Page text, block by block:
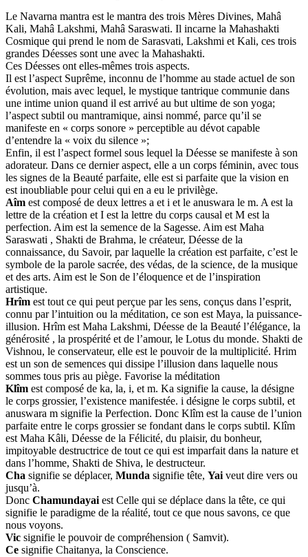
Le Navarna mantra est le mantra des trois Mères Divines, Mahâ
Kali, Mahâ Lakshmi, Mahâ Saraswati. Il incarne la Mahashakti
Cosmique qui prend le nom de Sarasvati, Lakshmi et Kali, ces trois
grandes Déesses sont une avec la Mahashakti.
Ces Déesses ont elles-mêmes trois aspects.
Il est l’aspect Suprême, inconnu de l’homme au stade actuel de son
évolution, mais avec lequel, le mystique tantrique communie dans
une intime union quand il est arrivé au but ultime de son yoga;
l’aspect subtil ou mantramique, ainsi nommé, parce qu’il se
manifeste en « corps sonore » perceptible au dévot capable
d’entendre la « voix du silence »;
Enfin, il est l’aspect formel sous lequel la Déesse se manifeste à son
adorateur. Dans ce dernier aspect, elle a un corps féminin, avec tous
les signes de la Beauté parfaite, elle est si parfaite que la vision en
est inoubliable pour celui qui en a eu le privilège.
Aîm est composé de deux lettres a et i et le anuswara le m. A est la
lettre de la création et I est la lettre du corps causal et M est la
perfection. Aim est la semence de la Sagesse. Aim est Maha
Saraswati , Shakti de Brahma, le créateur, Déesse de la
connaissance, du Savoir, par laquelle la création est parfaite, c’est le
symbole de la parole sacrée, des védas, de la science, de la musique
et des arts. Aim est le Son de l’éloquence et de l’inspiration
artistique.
Hrîm est tout ce qui peut perçue par les sens, conçus dans l’esprit,
connu par l’intuition ou la méditation, ce son est Maya, la puissance-
illusion. Hrîm est Maha Lakshmi, Déesse de la Beauté l’élégance, la
générosité , la prospérité et de l’amour, le Lotus du monde. Shakti de
Vishnou, le conservateur, elle est le pouvoir de la multiplicité. Hrim
est un son de semences qui dissipe l’illusion dans laquelle nous
sommes tous pris au piège. Favorise la méditation
Klîm est composé de ka, la, i, et m. Ka signifie la cause, la désigne
le corps grossier, l’existence manifestée. i désigne le corps subtil, et
anuswara m signifie la Perfection. Donc Klîm est la cause de l’union
parfaite entre le corps grossier se fondant dans le corps subtil. Klîm
est Maha Kâli, Déesse de la Félicité, du plaisir, du bonheur,
impitoyable destructrice de tout ce qui est imparfait dans la nature et
dans l’homme, Shakti de Shiva, le destructeur.
Cha signifie se déplacer, Munda signifie tête, Yai veut dire vers ou
jusqu’à.
Donc Chamundayai est Celle qui se déplace dans la tête, ce qui
signifie le paradigme de la réalité, tout ce que nous savons, ce que
nous voyons.
Vic signifie le pouvoir de compréhension ( Samvit).
Ce signifie Chaitanya, la Conscience.